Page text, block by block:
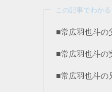
この記事でわかる
■常広羽也斗の
■常広羽也斗の
■常広羽也斗の